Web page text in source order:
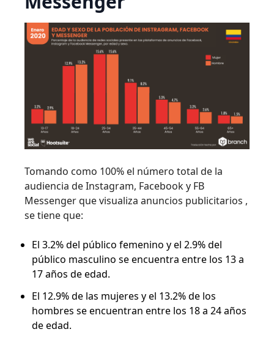
Tomando como 100% el número total de la
audiencia de Instagram, Facebook y FB
Messenger que visualiza anuncios publicitarios ,
se tiene que:
El 3.2% del público femenino y el 2.9% del
público masculino se encuentra entre los 13 a
17 años de edad.
El 12.9% de las mujeres y el 13.2% de los
hombres se encuentran entre los 18 a 24 años
de edad.